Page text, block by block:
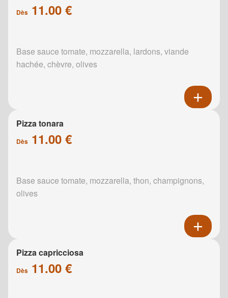
Dès 11.00 €
Base sauce tomate, mozzarella, lardons, viande
hachée, chèvre, olives
Pizza tonara
Dès 11.00 €
Base sauce tomate, mozzarella, thon, champignons,
olives
Pizza capricciosa
Dès 11.00 €